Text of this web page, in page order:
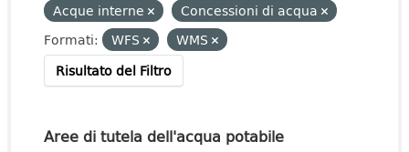
Acque interne
Concessioni di acqua
Formati:
WFS
WMS
Risultato del Filtro
Aree di tutela dell'acqua potabile